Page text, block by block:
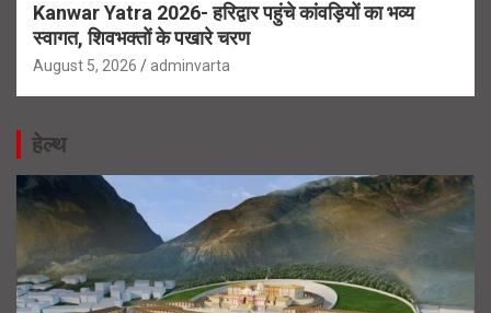
Kanwar Yatra 2026- हरिद्वार पहुंचे कांवड़ियों का भव्य
स्वागत, शिवभक्तों के पखारे चरण
August 5, 2026 adminvarta
हेल्थ